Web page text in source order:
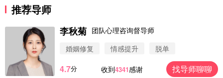
推荐导师
李秋菊 团队心理咨询督导师
婚姻修复
情感提升 脱单
4.7分 收到4341感谢 找导师聊聊
江苏-南京 158****7931
案
5分钟前
微信用户 怀拥倾城女 通过此页面咨询，已获得专属